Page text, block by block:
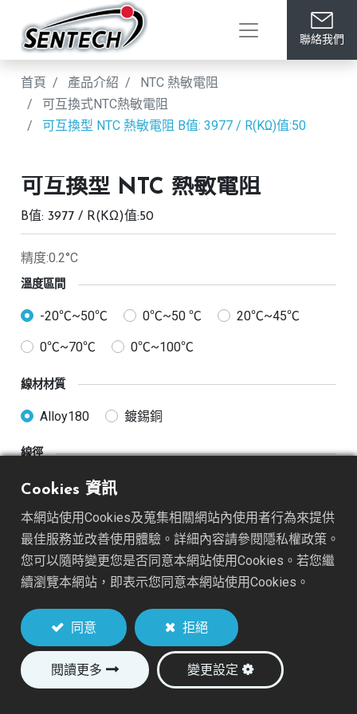
聯絡我們
首頁 產品介紹
NTC 熱敏電阻
可互換式NTC熱敏電阻
可互換型 NTC 熱敏電阻 B值: 3977 / R(KΩ)值:50
可互換型 NTC 熱敏電阻
B值: 3977 / R(KΩ)值:50
精度:0.2°C
溫度區間
-20℃~50℃ 0℃~50 ℃ 20℃~45℃
0℃~70℃ 0℃~100℃
線材材質
Alloy180 鍍錫銅
線徑
26AWG
線材長度
50mm(2") 76mm(3")
Cookies 資訊
本網站使用Cookies及蒐集相關網站內使用者行為來提供
最佳服務並改善使用體驗。詳細內容請參閱隱私權政策。
您可以隨時變更您是否同意本網站使用Cookies。若您繼
續瀏覽本網站，即表示您同意本網站使用Cookies。
同意 拒絕
閱讀更多 變更設定